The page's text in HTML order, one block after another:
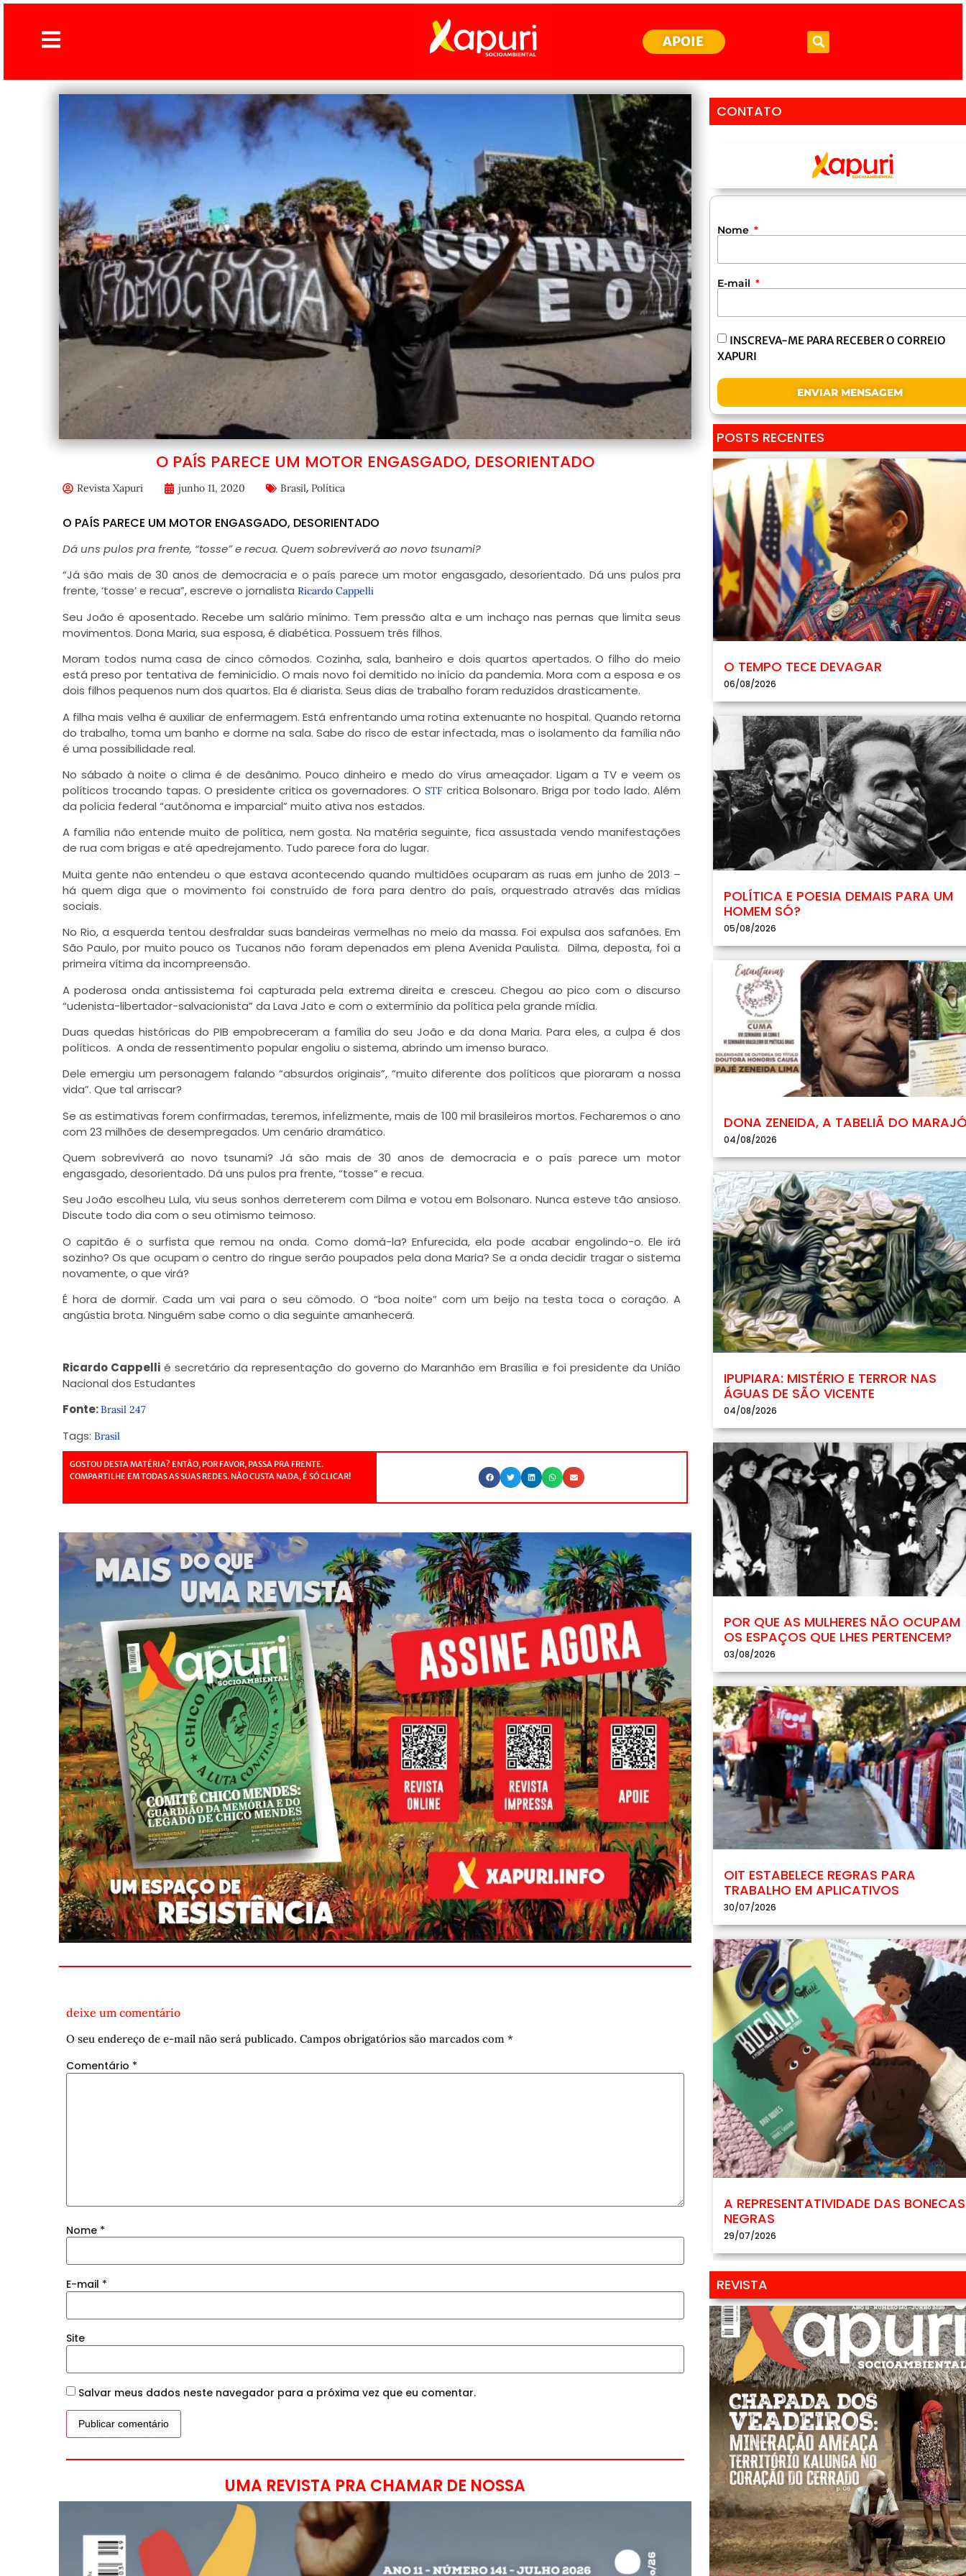
APOIE
O PAÍS PARECE UM MOTOR ENGASGADO, DESORIENTADO
Revista Xapuri junho 11, 2020 Brasil, Política
O PAÍS PARECE UM MOTOR ENGASGADO, DESORIENTADO
Dá uns pulos pra frente, “tosse” e recua. Quem sobreviverá ao novo tsunami?
“Já são mais de 30 anos de democracia e o país parece um motor engasgado, desorientado. Dá uns pulos pra
frente, ‘tosse’ e recua”, escreve o jornalista Ricardo Cappelli
Seu João é aposentado. Recebe um salário mínimo. Tem pressão alta e um inchaço nas pernas que limita seus
movimentos. Dona Maria, sua esposa, é diabética. Possuem três filhos.
Moram todos numa casa de cinco cômodos. Cozinha, sala, banheiro e dois quartos apertados. O filho do meio
está preso por tentativa de feminicídio. O mais novo foi demitido no início da pandemia. Mora com a esposa e os
dois filhos pequenos num dos quartos. Ela é diarista. Seus dias de trabalho foram reduzidos drasticamente.
A filha mais velha é auxiliar de enfermagem. Está enfrentando uma rotina extenuante no hospital. Quando retorna
do trabalho, toma um banho e dorme na sala. Sabe do risco de estar infectada, mas o isolamento da família não
é uma possibilidade real.
No sábado à noite o clima é de desânimo. Pouco dinheiro e medo do vírus ameaçador. Ligam a TV e veem os
políticos trocando tapas. O presidente critica os governadores. OSTF critica Bolsonaro. Briga por todo lado. Além
da polícia federal “autônoma e imparcial” muito ativa nos estados.
A família não entende muito de política, nem gosta. Na matéria seguinte, fica assustada vendo manifestações
de rua com brigas e até apedrejamento. Tudo parece fora do lugar.
Muita gente não entendeu o que estava acontecendo quando multidões ocuparam as ruas em junho de 2013 –
há quem diga que o movimento foi construído de fora para dentro do país, orquestrado através das mídias
sociais.
No Rio, a esquerda tentou desfraldar suas bandeiras vermelhas no meio da massa. Foi expulsa aos safanões. Em
São Paulo, por muito pouco os Tucanos não foram depenados em plena Avenida Paulista. Dilma, deposta, foi a
primeira vítima da incompreensão.
A poderosa onda antissistema foi capturada pela extrema direita e cresceu. Chegou ao pico com o discurso
“udenista-libertador-salvacionista” da Lava Jato e com o extermínio da política pela grande mídia.
Duas quedas históricas do PIB empobreceram a família do seu João e da dona Maria. Para eles, a culpa é dos
políticos. A onda de ressentimento popular engoliu o sistema, abrindo um imenso buraco.
Dele emergiu um personagem falando “absurdos originais”, “muito diferente dos políticos que pioraram a nossa
vida”. Que tal arriscar?
Se as estimativas forem confirmadas, teremos, infelizmente, mais de 100 mil brasileiros mortos. Fecharemos o ano
com 23 milhões de desempregados. Um cenário dramático.
Quem sobreviverá ao novo tsunami? Já são mais de 30 anos de democracia e o país parece um motor
engasgado, desorientado. Dá uns pulos pra frente, “tosse” e recua.
Seu João escolheu Lula, viu seus sonhos derreterem com Dilma e votou em Bolsonaro. Nunca esteve tão ansioso.
Discute todo dia com o seu otimismo teimoso.
O capitão é o surfista que remou na onda. Como domá-la? Enfurecida, ela pode acabar engolindo-o. Ele irá
sozinho? Os que ocupam o centro do ringue serão poupados pela dona Maria? Se a onda decidir tragar o sistema
novamente, o que virá?
É hora de dormir. Cada um vai para o seu cômodo. O “boa noite” com um beijo na testa toca o coração. A
angústia brota. Ninguém sabe como o dia seguinte amanhecerá.
Ricardo Cappellié secretário da representação do governo do Maranhão em Brasília e foi presidente da União
Nacional dos Estudantes
Fonte:Brasil 247
Tags: Brasil
GOSTOU DESTA MATÉRIA? ENTÃO, POR FAVOR, PASSA PRA FRENTE.
COMPARTILHE EM TODAS AS SUAS REDES. NÃO CUSTA NADA, É SÓ CLICAR!
deixe um comentário
O seu endereço de e-mail não será publicado. Campos obrigatórios são marcados com *
Comentário *
Nome *
E-mail *
Site
Salvar meus dados neste navegador para a próxima vez que eu comentar.
UMA REVISTA PRA CHAMAR DE NOSSA
CONTATO
Nome
E-mail
INSCREVA-ME PARA RECEBER O CORREIO
XAPURI
ENVIAR MENSAGEM
POSTS RECENTES
O TEMPO TECE DEVAGAR
06/08/2026
POLÍTICA E POESIA DEMAIS PARA UM
HOMEM SÓ?
05/08/2026
DONA ZENEIDA, A TABELIÃ DO
04/08/2026
IPUPIARA: MISTÉRIO E TERROR NAS
ÁGUAS DE SÃO VICENTE
04/08/2026
POR QUE AS MULHERES NÃO OCUPAM
OS ESPAÇOS QUE LHES PERTENCEM?
03/08/2026
OIT ESTABELECE REGRAS PARA
TRABALHO EM APLICATIVOS
30/07/2026
A REPRESENTATIVIDADE DAS BONECAS
NEGRAS
29/07/2026
REVISTA